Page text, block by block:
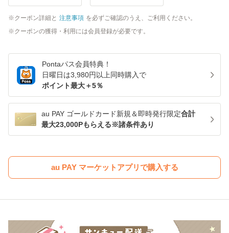
クーポン詳細と 注意事項 を必ずご確認のうえ、ご利用ください。
クーポンの獲得・利用には会員登録が必要です。
Pontaパス会員特典！
日曜日は3,980円以上同時購入で
ポイント最大＋5％
au PAY ゴールドカード新規＆即時発行限定合計
最大23,000Pもらえる※諸条件あり
au PAY マーケットアプリで購入する